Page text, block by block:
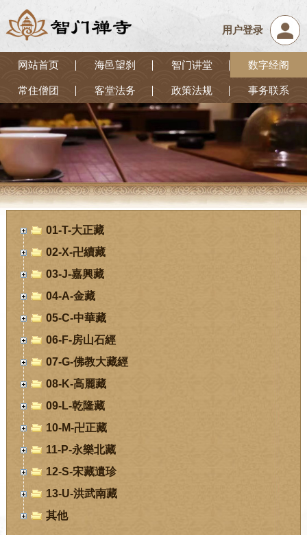
用户登录
网站首页 海邑望刹 智门讲堂 数字经阁
常住僧团 客堂法务 政策法规 事务联系
01-T-大正藏
02-X-卍續藏
03-J-嘉興藏
04-A-金藏
05-C-中華藏
06-F-房山石經
07-G-佛教大藏經
08-K-高麗藏
09-L-乾隆藏
10-M-卍正藏
11-P-永樂北藏
12-S-宋藏遺珍
13-U-洪武南藏
其他